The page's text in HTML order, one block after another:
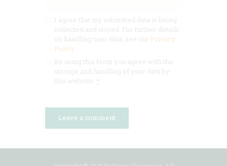
I agree that my submitted data is being
collected and stored. For further details
on handling user data, see our Privacy
Policy
By using this form you agree with the
storage and handling of your data by
this website. *